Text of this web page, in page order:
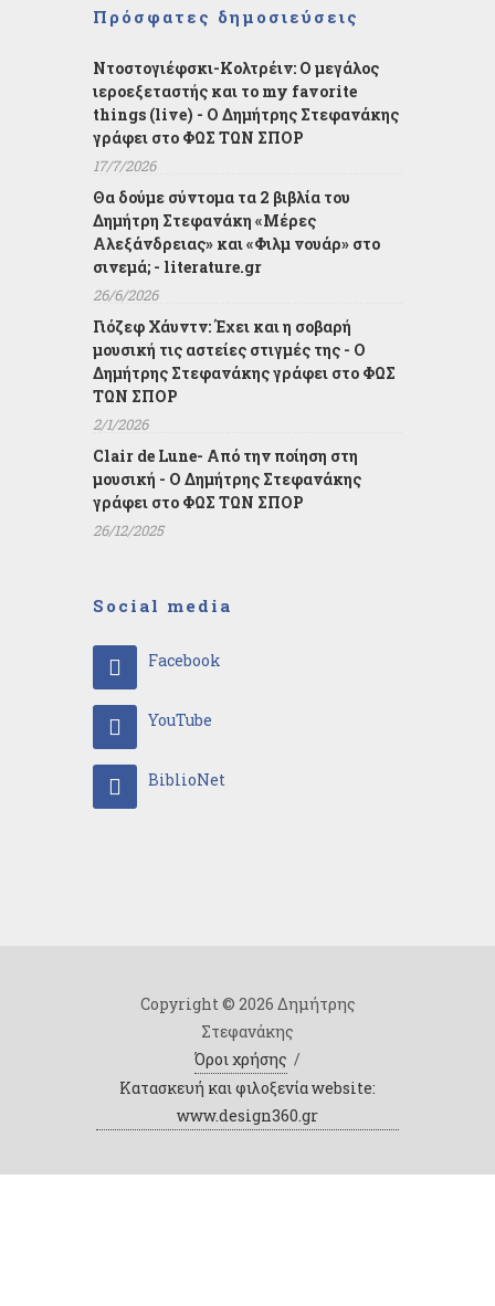
Πρόσφατες δημοσιεύσεις
Ντοστογιέφσκι-Κολτρέιν: Ο μεγάλος
ιεροεξεταστής και το my favorite
things (live) - Ο Δημήτρης Στεφανάκης
γράφει στο ΦΩΣ ΤΩΝ ΣΠΟΡ
17/7/2026
Θα δούμε σύντομα τα 2 βιβλία του
Δημήτρη Στεφανάκη «Μέρες
Αλεξάνδρειας» και «Φιλμ νουάρ» στο
σινεμά; - literature.gr
26/6/2026
Γιόζεφ Χάυντν: Έχει και η σοβαρή
μουσική τις αστείες στιγμές της - Ο
Δημήτρης Στεφανάκης γράφει στο ΦΩΣ
ΤΩΝ ΣΠΟΡ
2/1/2026
Clair de Lune- Από την ποίηση στη
μουσική - Ο Δημήτρης Στεφανάκης
γράφει στο ΦΩΣ ΤΩΝ ΣΠΟΡ
26/12/2025
Social media
Facebook
YouTube
BiblioNet
Copyright © 2026 Δημήτρης
Στεφανάκης
Όροι χρήσης /
Κατασκευή και φιλοξενία website:
www.design360.gr